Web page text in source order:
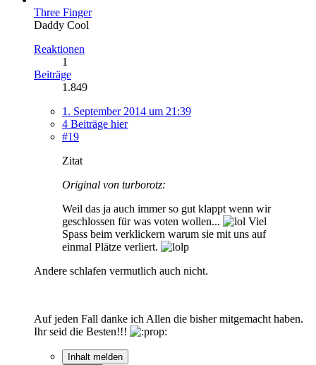
Three Finger
Daddy Cool
Reaktionen
1
Beiträge
1.849
1. September 2014 um 21:39
4 Beiträge hier
#19
Zitat
Original von turborotz:
Weil das ja auch immer so gut klappt wenn wir
geschlossen für was voten wollen...
Viel
Spass beim verklickern warum sie mit uns auf
einmal Plätze verliert.
Andere schlafen vermutlich auch nicht.
Auf jeden Fall danke ich Allen die bisher mitgemacht haben.
Ihr seid die Besten!!!
Inhalt melden